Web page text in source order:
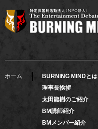
ホーム
BURNING MINDとは
理事長挨拶
太田龍樹のご紹介
BM講師紹介
BMメンバー紹介